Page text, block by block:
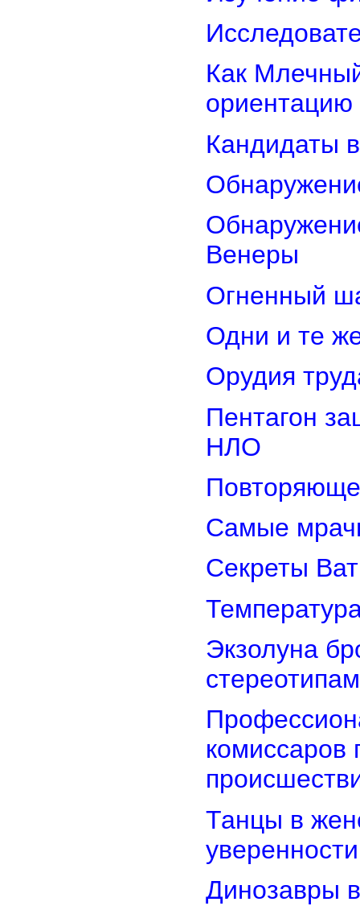
Как
ориентацию
Кандидаты
Венеры
Огненный
Одни и те
Орудия
Пентагон
НЛО
Самые
Секреты
Экзолуна
стереотипам
комиссаров
Танцы в
Динозавры